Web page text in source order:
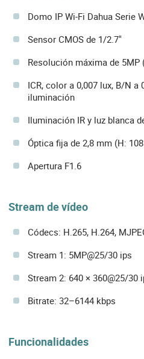
Domo IP Wi-Fi Dahua Serie
Sensor CMOS de 1/2.7"
Resolución máxima de 5MP
ICR, color a 0,007 lux, B/N a
iluminación
Iluminación IR y luz blanca
Óptica fija de 2,8 mm (H:
Apertura F1.6
Stream de vídeo
Códecs: H.265, H.264,
Stream 1: 5MP@25/30 ips
Stream 2: 640 × 360@25/30
Bitrate: 32–6144 kbps
Funcionalidades